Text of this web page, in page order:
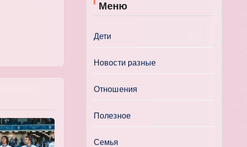
Меню
Дети
Новости разные
Отношения
Полезное
Семья